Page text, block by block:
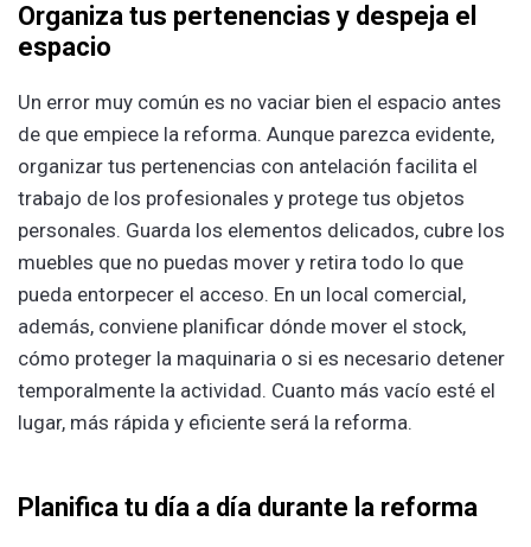
Organiza tus pertenencias y despeja el
espacio
Un error muy común es no vaciar bien el espacio antes
de que empiece la reforma. Aunque parezca evidente,
organizar tus pertenencias con antelación facilita el
trabajo de los profesionales y protege tus objetos
personales. Guarda los elementos delicados, cubre los
muebles que no puedas mover y retira todo lo que
pueda entorpecer el acceso. En un local comercial,
además, conviene planificar dónde mover el stock,
cómo proteger la maquinaria o si es necesario detener
temporalmente la actividad. Cuanto más vacío esté el
lugar, más rápida y eficiente será la reforma.
Planifica tu día a día durante la reforma